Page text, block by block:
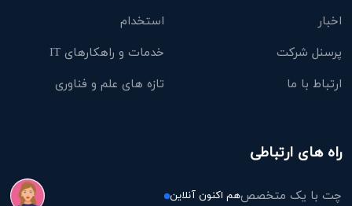
اخبار
استخدام
پرسنل شرکت
خدمات و راهکارهای IT
ارتباط با ما
تازه های علم و فناوری
راه های ارتباطی
چت با یک متخصصهم اکنون آنلاین